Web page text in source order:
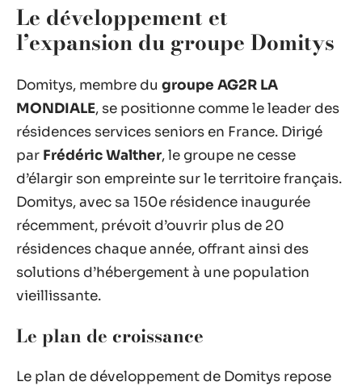
Le développement et
l’expansion du groupe Domitys
Domitys, membre du groupe AG2R LA
MONDIALE, se positionne comme le leader des
résidences services seniors en France. Dirigé
par Frédéric Walther, le groupe ne cesse
d’élargir son empreinte sur le territoire français.
Domitys, avec sa 150e résidence inaugurée
récemment, prévoit d’ouvrir plus de 20
résidences chaque année, offrant ainsi des
solutions d’hébergement à une population
vieillissante.
Le plan de croissance
Le plan de développement de Domitys repose